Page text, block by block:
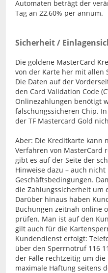
Automaten beträgt der
Tag an 22,60% per annum.
Sicherheit /
Die goldene MasterCard
von der Karte her mit allen
Die Daten auf der
den Card Validation Code
Onlinezahlungen benötigt
fälschungssicheren Chip.
der TF Mastercard Gold
Aber: Die Kreditkarte kann
Verfahren von MasterCard
gibt es auf der Seite der
Hinweise dazu – auch
Geschäftsbedingungen.
die Zahlungssicherheit um
Darüber hinaus haben
Buchungen zeitnah online
prüfen. Man ist auf den
gilt auch für die
Kundendienst erfolgt:
über den Sperrnotruf 116
der Fälle rechtzeitig um
maximale Haftung seitens